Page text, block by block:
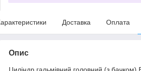
Доставка Оплата
Опис
Циліндр гальмівний головний (з